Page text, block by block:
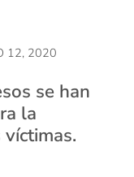
12, 2020
se han
la